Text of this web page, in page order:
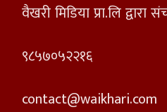
वैखरी मिडिया प्रा.लि
९८५७०५२२१६
contact@waikhari.com